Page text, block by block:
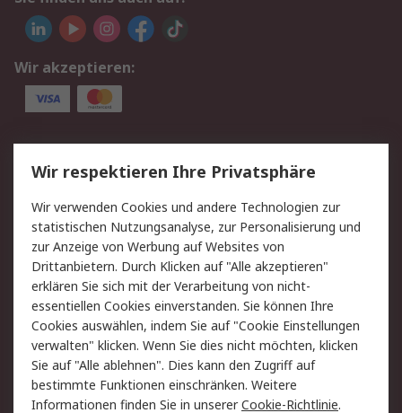
Wir akzeptieren:
Service
Value Added Services
Lieferlösungen
Rücksendung/Entsorgung Kontakt
Hilfe
Rechtliches
RS Verkaufs- und
Lieferbedingungen
Datenschutz
Cookie-Richtlinie
Zahlungsbedingungen
Impressum
Webseite Konditionen
Wir respektieren Ihre Privatsphäre
Wir verwenden Cookies und andere Technologien zur
statistischen Nutzungsanalyse, zur Personalisierung und
zur Anzeige von Werbung auf Websites von
Drittanbietern. Durch Klicken auf "Alle akzeptieren"
erklären Sie sich mit der Verarbeitung von nicht-
essentiellen Cookies einverstanden. Sie können Ihre
Cookies auswählen, indem Sie auf "Cookie Einstellungen
verwalten" klicken. Wenn Sie dies nicht möchten, klicken
Sie auf "Alle ablehnen". Dies kann den Zugriff auf
bestimmte Funktionen einschränken. Weitere
Informationen finden Sie in unsererCookie-Richtlinie.